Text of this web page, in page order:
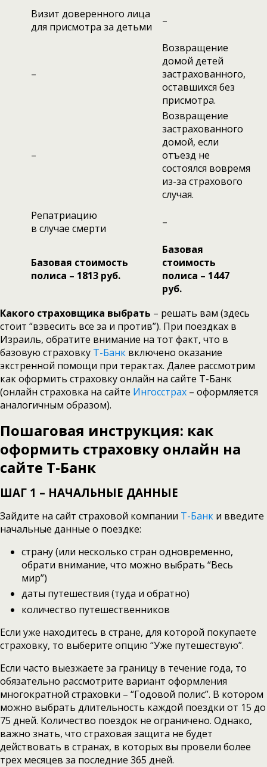
Визит доверенного лица
для присмотра за детьми
–
–
Возвращение
домой детей
застрахованного,
оставшихся без
присмотра.
–
Возвращение
застрахованного
домой, если
отъезд не
состоялся вовремя
из-за страхового
случая.
Репатриацию
в случае смерти
–
Базовая стоимость
полиса – 1813 руб.
Базовая
стоимость
полиса – 1447
руб.
Какого страховщика выбрать – решать вам (здесь
стоит “взвесить все за и против”). При поездках в
Израиль, обратите внимание на тот факт, что в
базовую страховку Т-Банк включено оказание
экстренной помощи при терактах. Далее рассмотрим
как оформить страховку онлайн на сайте Т-Банк
(онлайн страховка на сайте Ингосстрах – оформляется
аналогичным образом).
Пошаговая инструкция: как
оформить страховку онлайн на
сайте Т-Банк
ШАГ 1 – НАЧАЛЬНЫЕ ДАННЫЕ
Зайдите на сайт страховой компании Т-Банк и введите
начальные данные о поездке:
страну (или несколько стран одновременно,
обрати внимание, что можно выбрать “Весь
мир”)
даты путешествия (туда и обратно)
количество путешественников
Если уже находитесь в стране, для которой покупаете
страховку, то выберите опцию “Уже путешествую”.
Если часто выезжаете за границу в течение года, то
обязательно рассмотрите вариант оформления
многократной страховки – “Годовой полис”. В котором
можно выбрать длительность каждой поездки от 15 до
75 дней. Количество поездок не ограничено. Однако,
важно знать, что страховая защита не будет
действовать в странах, в которых вы провели более
трех месяцев за последние 365 дней.